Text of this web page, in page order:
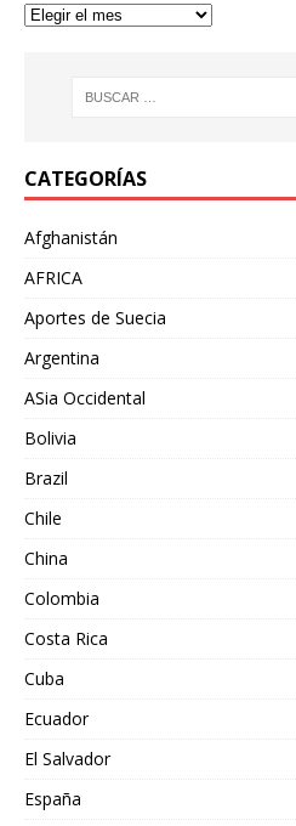
CATEGORÍAS
Afghanistán
AFRICA
Aportes de Suecia
Argentina
ASia Occidental
Bolivia
Brazil
Chile
China
Colombia
Costa Rica
Cuba
Ecuador
El Salvador
España